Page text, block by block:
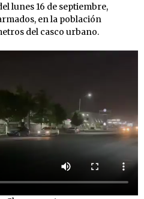
lunes 16 de septiembre,
en la población
del casco urbano.